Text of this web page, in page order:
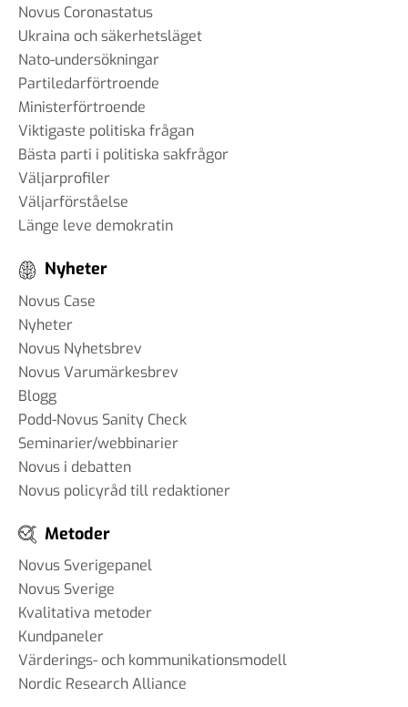
Novus Coronastatus
Ukraina och säkerhetsläget
Nato-undersökningar
Partiledarförtroende
Ministerförtroende
Viktigaste politiska frågan
Bästa parti i politiska sakfrågor
Väljarprofiler
Väljarförståelse
Länge leve demokratin
Nyheter
Novus Case
Nyheter
Novus Nyhetsbrev
Novus Varumärkesbrev
Blogg
Podd-Novus Sanity Check
Seminarier/webbinarier
Novus i debatten
Novus policyråd till redaktioner
Metoder
Novus Sverigepanel
Novus Sverige
Kvalitativa metoder
Kundpaneler
Värderings- och kommunikationsmodell
Nordic Research Alliance